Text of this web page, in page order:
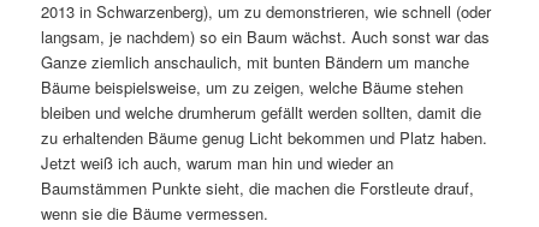
2013 in Schwarzenberg), um zu demons­trieren, wie schnell (oder
langsam, je nachdem) so ein Baum wächst. Auch sonst war das
Ganze ziem­lich anschau­lich, mit bunten Bändern um manche
Bäume beispiels­weise, um zu zeigen, welche Bäume stehen
bleiben und welche drum­herum gefällt werden sollten, damit die
zu erhal­tenden Bäume genug Licht bekommen und Platz haben.
Jetzt weiß ich auch, warum man hin und wieder an
Baumstämmen Punkte sieht, die machen die Forstleute drauf,
wenn sie die Bäume vermessen.